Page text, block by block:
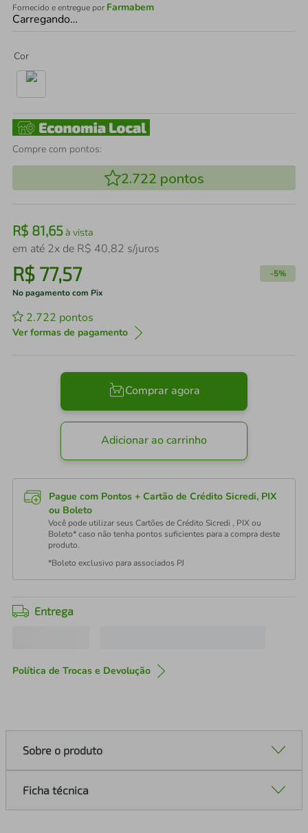
Fornecido e entregue por Farmabem
Carregando…
Cor
Compre com pontos:
2.722 pontos
R$ 81,65à vista
em até 2x de R$ 40,82 s/juros
R$ 77,57 -5%
No pagamento com Pix
2.722 pontos
Ver formas de pagamento
Comprar agora
Adicionar ao carrinho
Pague com Pontos + Cartão de Crédito Sicredi, PIX
ou Boleto
Você pode utilizar seus Cartões de Crédito Sicredi , PIX ou
Boleto* caso não tenha pontos suficientes para a compra deste
produto.
*Boleto exclusivo para associados PJ
Entrega
Política de Trocas e Devolução
Sobre o produto
Ficha técnica